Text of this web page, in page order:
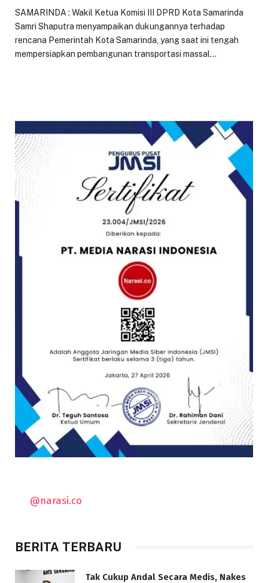
SAMARINDA : Wakil Ketua Komisi III DPRD Kota Samarinda
Samri Shaputra menyampaikan dukungannya terhadap
rencana Pemerintah Kota Samarinda, yang saat ini tengah
mempersiapkan pembangunan transportasi massal…
@narasi.co
BERITA TERBARU
Tak Cukup Andal Secara Medis, Nakes